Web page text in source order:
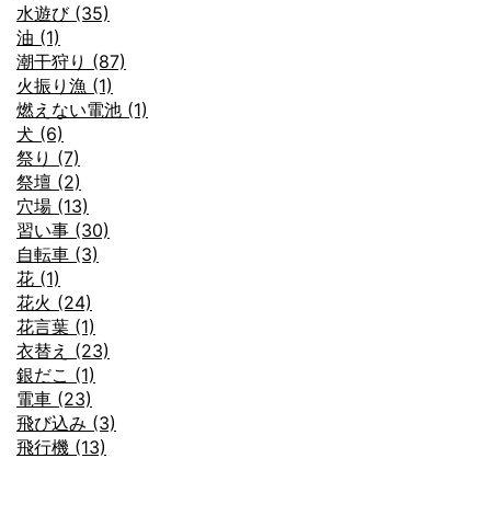
水遊び (35)
油 (1)
潮干狩り (87)
火振り漁 (1)
燃えない電池 (1)
犬 (6)
祭り (7)
祭壇 (2)
穴場 (13)
習い事 (30)
自転車 (3)
花 (1)
花火 (24)
花言葉 (1)
衣替え (23)
銀だこ (1)
電車 (23)
飛び込み (3)
飛行機 (13)